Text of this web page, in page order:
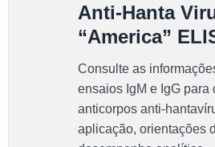
Anti-Hanta
“America”
Consulte as
ensaios IgM e IgG para
anticorpos anti-
aplicação, orientações